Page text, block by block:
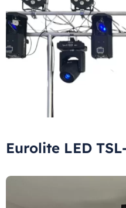
Eurolite LED